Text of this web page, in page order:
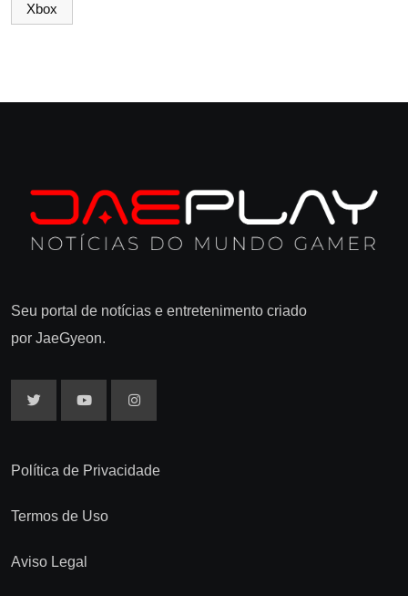
Xbox
Seu portal de notícias e entretenimento criado
por JaeGyeon.
Política de Privacidade
Termos de Uso
Aviso Legal